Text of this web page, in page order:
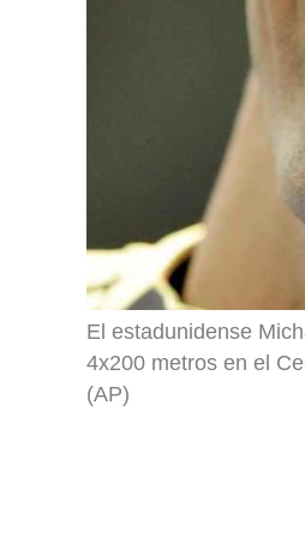
El estadunidense
4x200 metros en el
(AP)